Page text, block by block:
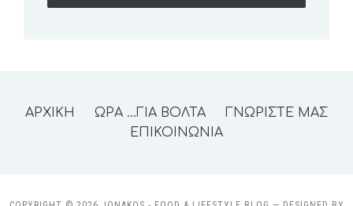
ΑΡΧΙΚΗ ΩΡΑ …ΓΙΑ ΒΟΛΤΑ
ΓΝΩΡΙΣΤΕ ΜΑΣ
ΕΠΙΚΟΙΝΩΝΙΑ